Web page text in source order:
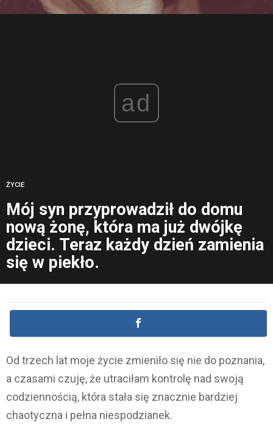
ad
ŻYCIE
Mój syn przyprowadził do domu
nową żonę, która ma już dwójkę
dzieci. Teraz każdy dzień zamienia
się w piekło.
Od trzech lat moje życie zmieniło się nie do poznania,
a czasami czuję, że utraciłam kontrolę nad swoją
codziennością, która stała się znacznie bardziej
chaotyczna i pełna niespodzianek.